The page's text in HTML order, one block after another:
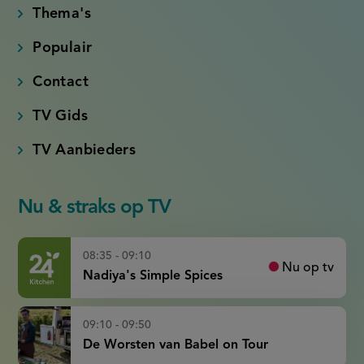
Thema's
Populair
Contact
TV Gids
TV Aanbieders
Nu & straks op TV
08:35 - 09:10
Nadiya's Simple Spices
Nu op tv
09:10 - 09:50
De Worsten van Babel on Tour